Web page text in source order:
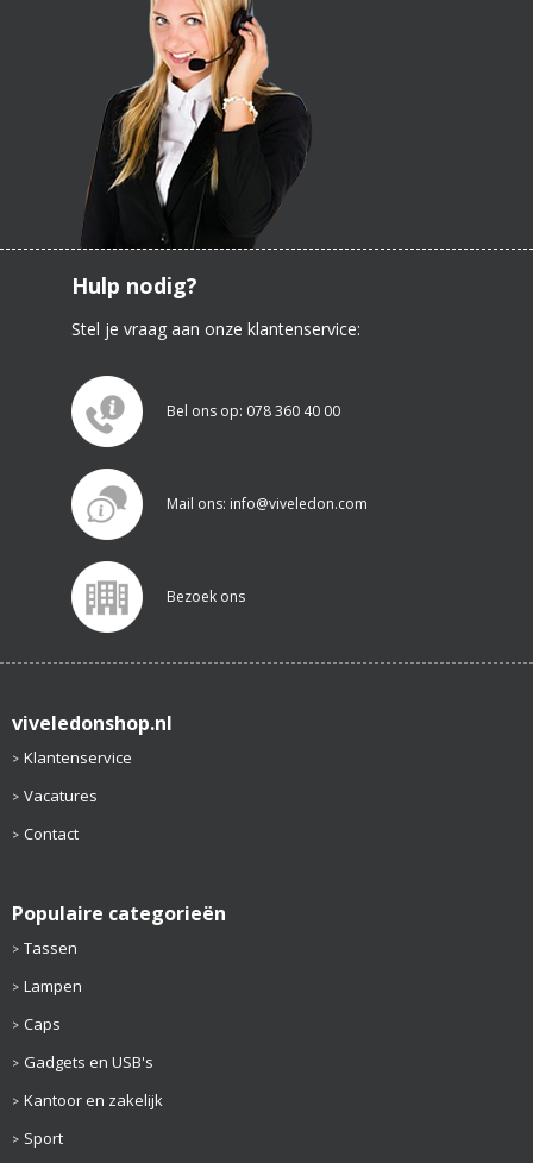
Hulp nodig?
Stel je vraag aan onze klantenservice:
Bel ons op: 078 360 40 00
Mail ons: info@viveledon.com
Bezoek ons
viveledonshop.nl
Klantenservice
Vacatures
Contact
Populaire categorieën
Tassen
Lampen
Caps
Gadgets en USB's
Kantoor en zakelijk
Sport